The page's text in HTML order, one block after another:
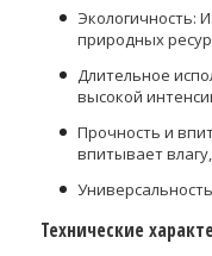
Экологичность:
природных
Длительное
высокой
Прочность и
впитывает
Технические